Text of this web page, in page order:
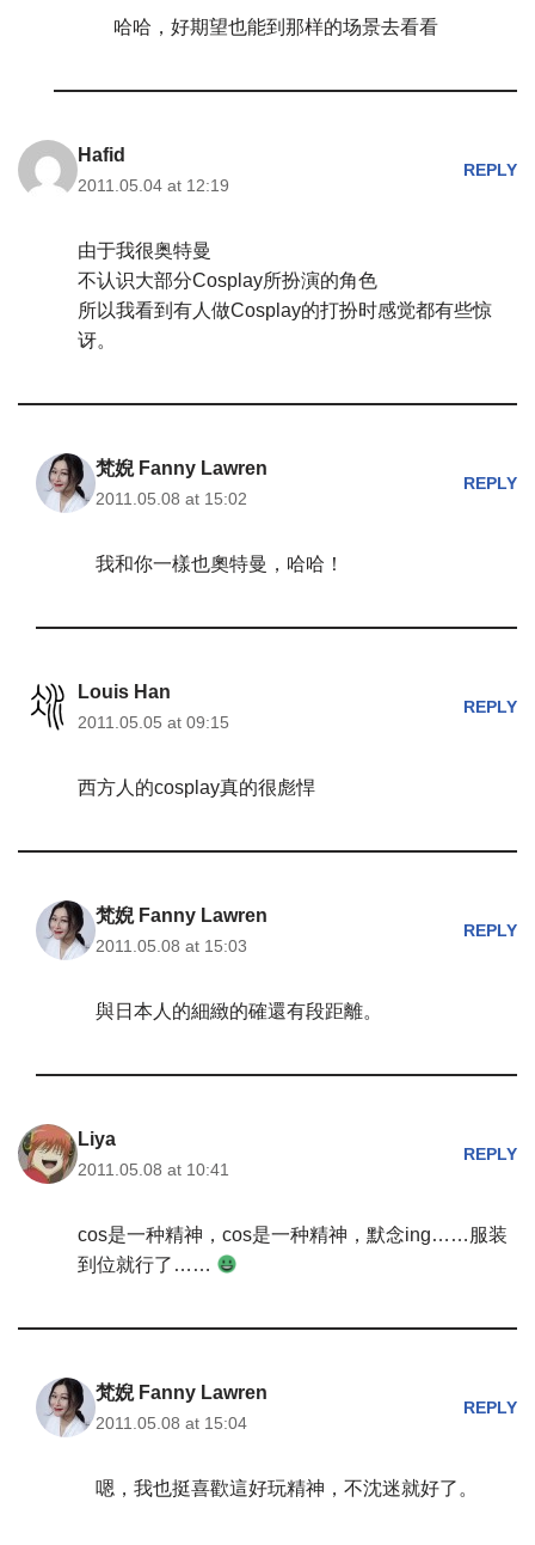
哈哈，好期望也能到那样的场景去看看
Hafid
2011.05.04 at 12:19
REPLY
由于我很奥特曼
不认识大部分Cosplay所扮演的角色
所以我看到有人做Cosplay的打扮时感觉都有些惊
讶。
梵婗 Fanny Lawren
2011.05.08 at 15:02
REPLY
我和你一樣也奧特曼，哈哈！
Louis Han
2011.05.05 at 09:15
REPLY
西方人的cosplay真的很彪悍
梵婗 Fanny Lawren
2011.05.08 at 15:03
REPLY
與日本人的細緻的確還有段距離。
Liya
2011.05.08 at 10:41
REPLY
cos是一种精神，cos是一种精神，默念ing……服装
到位就行了……
梵婗 Fanny Lawren
2011.05.08 at 15:04
REPLY
嗯，我也挺喜歡這好玩精神，不沈迷就好了。